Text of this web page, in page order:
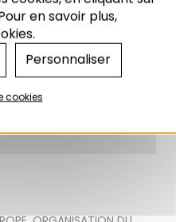
en savoir plus,
Personnaliser
cookies